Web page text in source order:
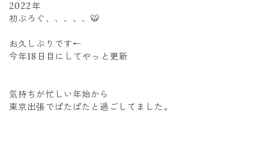
2022年
初ぶろぐ、、、、、🐯
お久しぶりです←
今年18日目にしてやっと更新
気持ちが忙しい年始から
東京出張でぱたぱたと過ごしてました。